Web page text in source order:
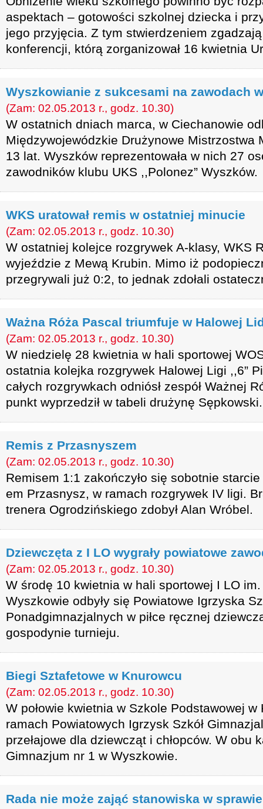
aspektach – gotowości szkolnej dziecka i
jego przyjęcia. Z tym stwierdzeniem
konferencji, którą zorganizował 16 kwietnia
Wyszkowianie z sukcesami na zawodach
(Zam: 02.05.2013 r., godz. 10.30)
W ostatnich dniach marca, w Ciechanowie
Międzywojewódzkie Drużynowe Mistrzostwa
13 lat. Wyszków reprezentowała w nich 27
zawodników klubu UKS ,,Polonez” Wyszków.
WKS uratował remis w ostatniej minucie
(Zam: 02.05.2013 r., godz. 10.30)
W ostatniej kolejce rozgrywek A-klasy, WKS
wyjeździe z Mewą Krubin. Mimo iż
przegrywali już 0:2, to jednak zdołali
Ważna Róża Pascal triumfuje w Halowej
(Zam: 02.05.2013 r., godz. 10.30)
W niedzielę 28 kwietnia w hali sportowej
ostatnia kolejka rozgrywek Halowej Ligi ,,6”
całych rozgrywkach odniósł zespół Ważnej
punkt wyprzedził w tabeli drużynę Sępkowski.
Remis z Przasnyszem
(Zam: 02.05.2013 r., godz. 10.30)
Remisem 1:1 zakończyło się sobotnie
em Przasnysz, w ramach rozgrywek IV ligi.
trenera Ogrodzińskiego zdobył Alan Wróbel.
Dziewczęta z I LO wygrały powiatowe
(Zam: 02.05.2013 r., godz. 10.30)
W środę 10 kwietnia w hali sportowej I LO
Wyszkowie odbyły się Powiatowe Igrzyska
Ponadgimnazjalnych w piłce ręcznej
gospodynie turnieju.
Biegi Sztafetowe w Knurowcu
(Zam: 02.05.2013 r., godz. 10.30)
W połowie kwietnia w Szkole Podstawowej w
ramach Powiatowych Igrzysk Szkół
przełajowe dla dziewcząt i chłopców. W obu
Gimnazjum nr 1 w Wyszkowie.
Rada nie może zająć stanowiska w